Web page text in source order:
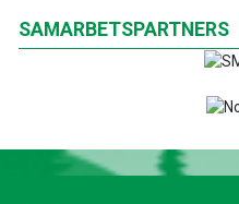
SAMARBETSPARTNERS